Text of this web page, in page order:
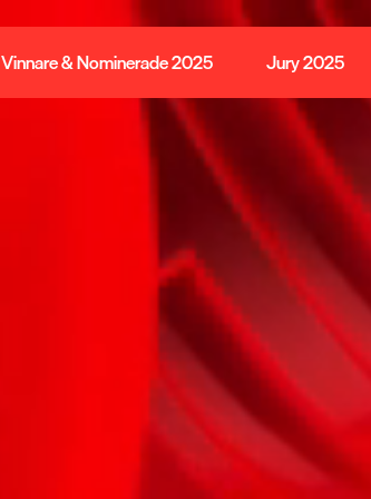
Vinnare & Nominerade 2025 Jury 2025